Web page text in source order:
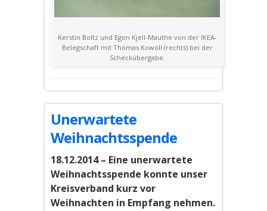
Kerstin Boltz und Egon Kjell-Mauthe von der IKEA-
Belegschaft mit Thomas Kowoll (rechts) bei der
Scheckübergabe.
Unerwartete
Weihnachtsspende
18.12.2014 – Eine unerwartete
Weihnachtsspende konnte unser
Kreisverband kurz vor
Weihnachten in Empfang nehmen.